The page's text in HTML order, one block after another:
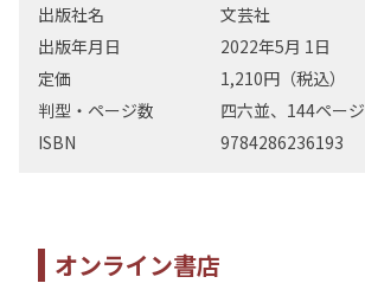
出版社名
文芸社
出版年月日
2022年5月 1日
定価
1,210円（税込）
判型・ページ数
四六並、144ページ
ISBN
9784286236193
オンライン書店